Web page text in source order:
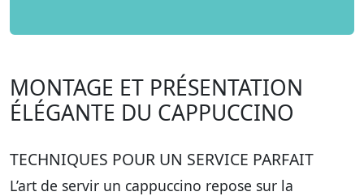
MONTAGE ET PRÉSENTATION
ÉLÉGANTE DU CAPPUCCINO
TECHNIQUES POUR UN SERVICE PARFAIT
L’art de servir un cappuccino repose sur la